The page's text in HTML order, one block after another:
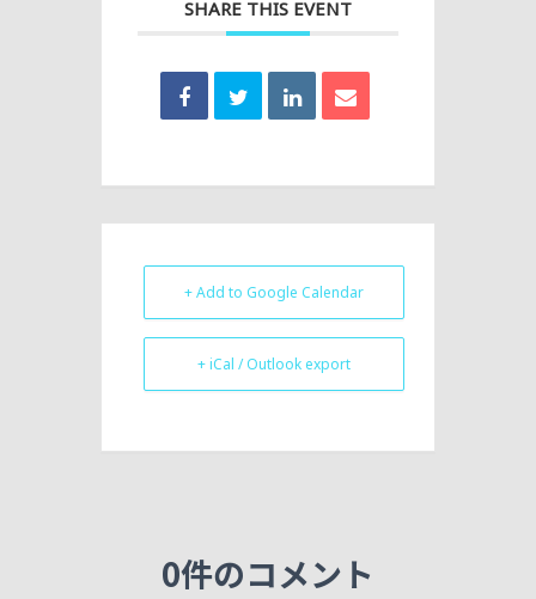
SHARE THIS EVENT
+ Add to Google Calendar
+ iCal / Outlook export
0件のコメント